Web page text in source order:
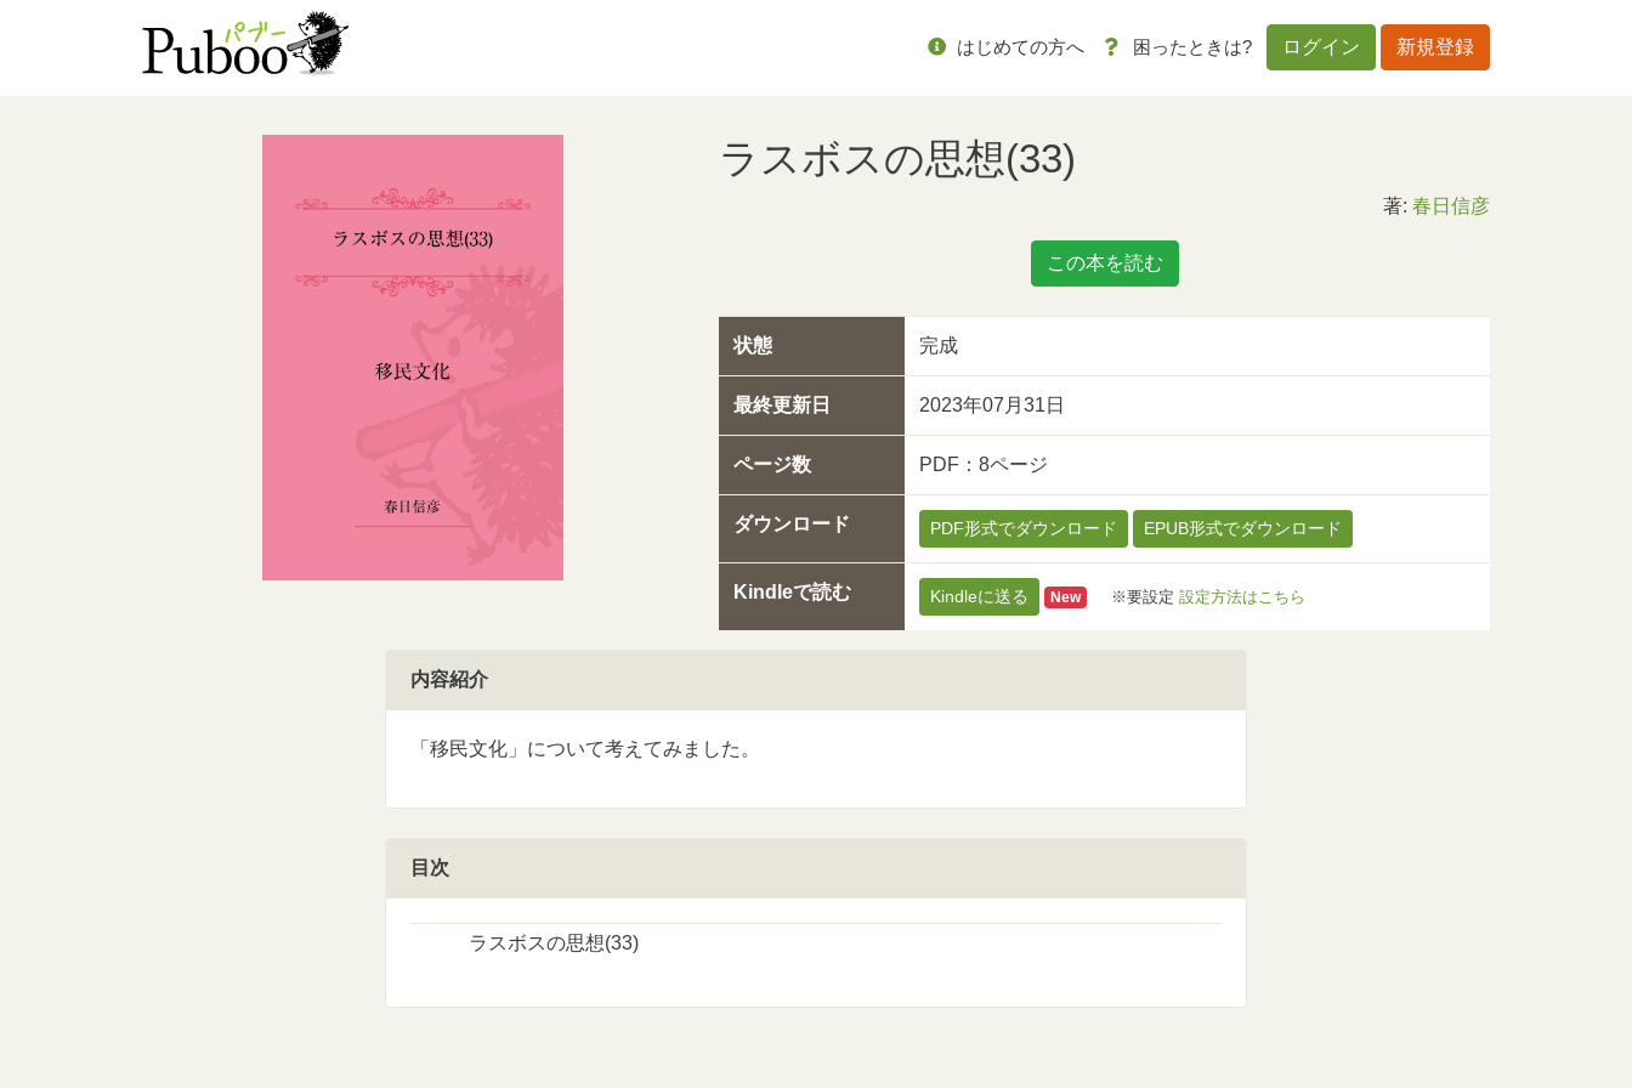
はじめての方へ 困ったときは? ログイン 新規登録
ラスボスの思想(33)
著: 春日信彦
この本を読む
状態 完成
最終更新日 2023年07月31日
ページ数 PDF：8ページ
ダウンロード PDF形式でダウンロード EPUB形式でダウンロード
Kindleで読む Kindleに送る New ※要設定 設定方法はこちら
内容紹介
「移民文化」について考えてみました。
目次
ラスボスの思想(33)